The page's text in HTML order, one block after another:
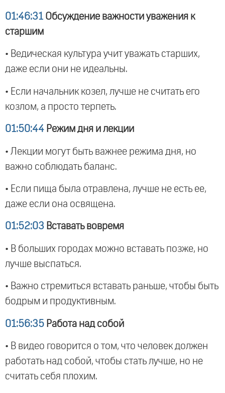
01:46:31 Обсуждение важности уважения к
старшим
• Ведическая культура учит уважать старших,
даже если они не идеальны.
• Если начальник козел, лучше не считать его
козлом, а просто терпеть.
01:50:44 Режим дня и лекции
• Лекции могут быть важнее режима дня, но
важно соблюдать баланс.
• Если пища была отравлена, лучше не есть ее,
даже если она освящена.
01:52:03 Вставать вовремя
• В больших городах можно вставать позже, но
лучше выспаться.
• Важно стремиться вставать раньше, чтобы быть
бодрым и продуктивным.
01:56:35 Работа над собой
• В видео говорится о том, что человек должен
работать над собой, чтобы стать лучше, но не
считать себя плохим.